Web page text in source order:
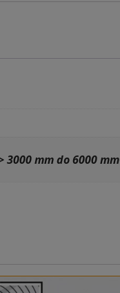
3000 mm do 6000 mm